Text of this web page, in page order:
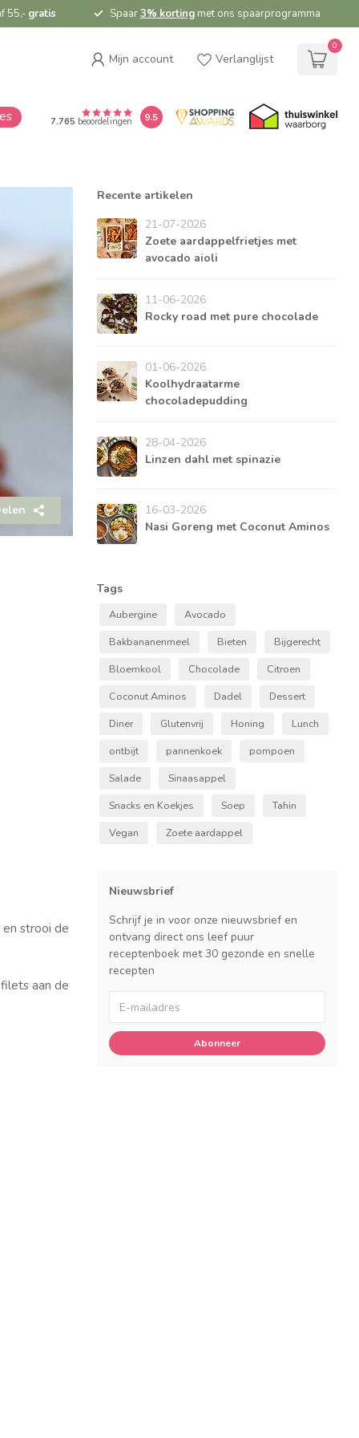
55,- gratis Spaar3% kortingmet ons spaarprogramma
Mijn account Verlanglijst
0
7.765 beoordelingen 9.5
strooi de
aan de
Recente artikelen
21-07-2026
Zoete aardappelfrietjes met
avocado aioli
11-06-2026
Rocky road met pure chocolade
01-06-2026
Koolhydraatarme
chocoladepudding
28-04-2026
Linzen dahl met spinazie
16-03-2026
Nasi Goreng met Coconut Aminos
Tags
Aubergine
Avocado
Bakbananenmeel
Bieten
Bijgerecht
Bloemkool
Chocolade
Citroen
Coconut Aminos
Dadel
Dessert
Diner
Glutenvrij Honing
Lunch
ontbijt
pannenkoek
pompoen
Salade
Sinaasappel
Snacks en Koekjes
Soep
Tahin
Vegan
Zoete aardappel
Nieuwsbrief
Schrijf je in voor onze nieuwsbrief en
ontvang direct ons leef puur
receptenboek met 30 gezonde en snelle
recepten
Abonneer